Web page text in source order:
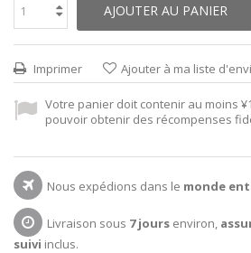
AJOUTER AU PANIER
Imprimer Ajouter à ma liste
Votre panier doit contenir au moins
pouvoir obtenir des récompenses
Nous expédions dans le monde
Livraison sous 7 jours environ,
suivi inclus.